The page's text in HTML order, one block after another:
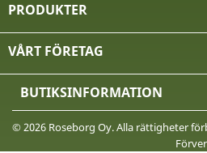
PRODUKTER
VÅRT FÖRETAG
BUTIKSINFORMATION
© 2026 Roseborg Oy. Alla rättigheter